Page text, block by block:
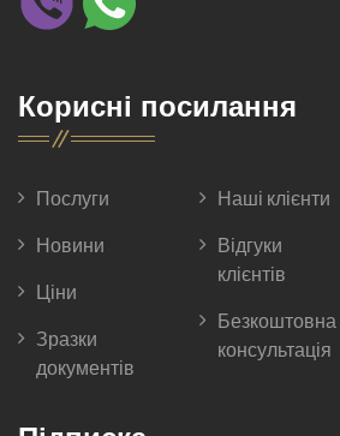
Корисні посилання
Послуги
Новини
Ціни
Зразки
документів
Наші клієнти
Відгуки
клієнтів
Безкоштовна
консультація